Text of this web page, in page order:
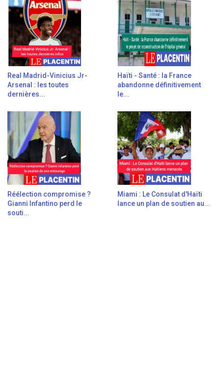
Real Madrid-Vinicius Jr-
Arsenal : les toutes
dernières...
Haïti - Santé : la France
abandonne définitivement
le...
Réélection compromise ?
Gianni Infantino perd le
souti...
Miami : Le Consulat d'Haïti
lance un plan de soutien au...